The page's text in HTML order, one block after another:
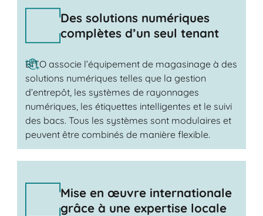
Des solutions numériques
complètes d’un seul tenant
BITO associe l’équipement de magasinage à des
solutions numériques telles que la gestion
d’entrepôt, les systèmes de rayonnages
numériques, les étiquettes intelligentes et le suivi
des bacs. Tous les systèmes sont modulaires et
peuvent être combinés de manière flexible.
Mise en œuvre internationale
grâce à une expertise locale